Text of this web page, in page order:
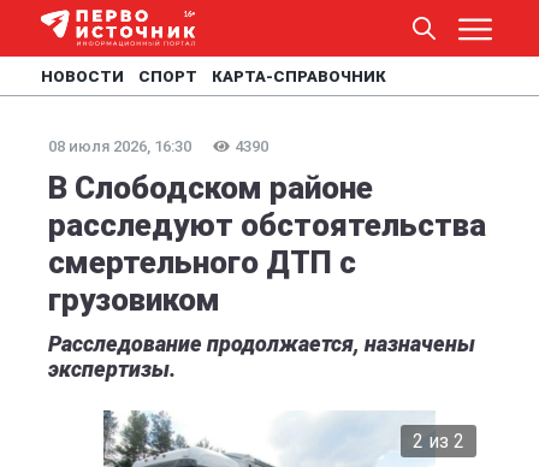
НОВОСТИ СПОРТ КАРТА-СПРАВОЧНИК
08 июля 2026, 16:30 4390
В Слободском районе
расследуют обстоятельства
смертельного ДТП с
грузовиком
Расследование продолжается, назначены
экспертизы.
2 из 2